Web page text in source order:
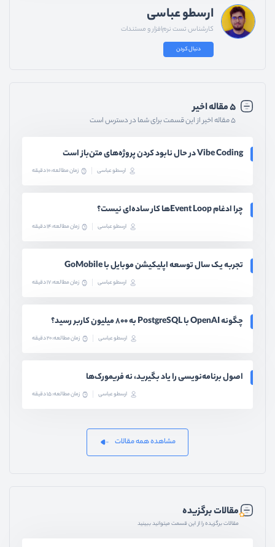
ارسطو عباسی
کارشناس تست نرم‌افزار و مستندات
دنبال کردن
۵ مقاله اخیر
۵ مقاله اخیر از این قسمت برای شما در دسترس است
Vibe Coding در حال نابود کردن پروژه‌های متن‌باز است
ارسطو عباسی زمان مطالعه: 10 دقیقه
چرا ادغام Event Loopها کار ساده‌ای نیست؟
ارسطو عباسی زمان مطالعه: 14 دقیقه
تجربه یک سال توسعه اپلیکیشن موبایل با GoMobile
ارسطو عباسی زمان مطالعه: 17 دقیقه
چگونه OpenAI با PostgreSQL به ۸۰۰ میلیون کاربر رسید؟
ارسطو عباسی زمان مطالعه: 20 دقیقه
اصول برنامه‌نویسی را یاد بگیرید، نه فریمورک‌ها
ارسطو عباسی زمان مطالعه: 15 دقیقه
مشاهده همه مقالات
مقالات برگزیده
مقالات برگزیده را از این قسمت میتوانید ببینید